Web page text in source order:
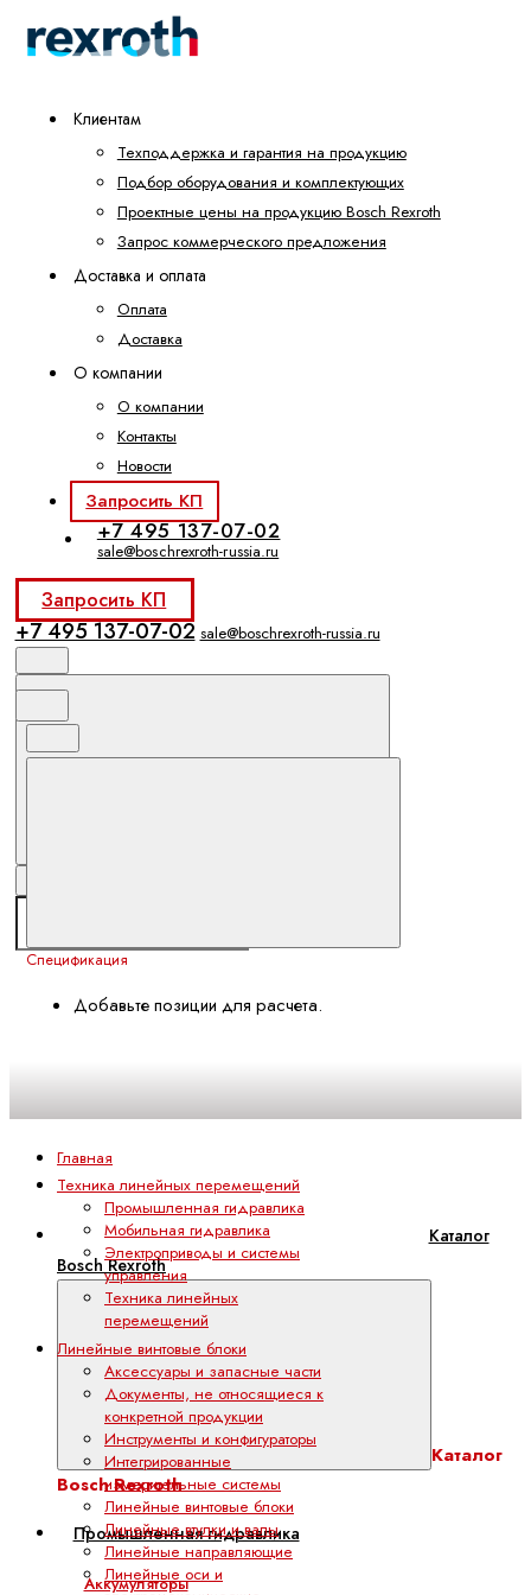
Клиентам
Техподдержка и гарантия на продукцию
Подбор оборудования и комплектующих
Проектные цены на продукцию Bosch Rexroth
Запрос коммерческого предложения
Доставка и оплата
Оплата
Доставка
О компании
О компании
Контакты
Новости
Запросить КП
+7 495 137-07-02
sale@boschrexroth-russia.ru
Запросить КП
+7 495 137-07-02 sale@boschrexroth-russia.ru
Спецификация
Добавьте позиции для расчета.
Каталог
Bosch Rexroth
Каталог
Bosch Rexroth
Промышленная гидравлика
Аккумуляторы
Главная
Техника линейных перемещений
Промышленная гидравлика
Мобильная гидравлика
Электроприводы и системы
управления
Техника линейных
перемещений
Линейные винтовые блоки
Аксессуары и запасные части
Документы, не относящиеся к
конкретной продукции
Инструменты и конфигураторы
Интегрированные
измерительные системы
Линейные винтовые блоки
Линейные втулки и валы
Линейные направляющие
Линейные оси и